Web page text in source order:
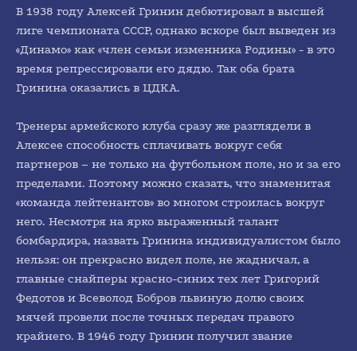
В 1938 году Алексей Гринин дебютировал в высшей
лиге чемпионата СССР, однако вскоре был выведен из
«Динамо» как «член семьи изменника Родины» - в это
время репрессировали его дядю. Так оба брата
Гринина оказались в ЦДКА.
Тренеры армейского клуба сразу же разглядели в
Алексее способность сплачивать вокруг себя
партнеров – не только на футбольном поле, но и за его
пределами. Поэтому можно сказать, что знаменитая
«команда лейтенантов» во многом строилась вокруг
него. Несмотря на ярко выраженный талант
бомбардира, назвать Гринина индивидуалистом было
нельзя: он прекрасно видел поле, не жадничал, а
главные снайперы красно-синих тех лет Григорий
Федотов и Всеволод Бобров львиную долю своих
мячей провели после точных передач правого
крайнего. В 1946 году Гринин получил звание